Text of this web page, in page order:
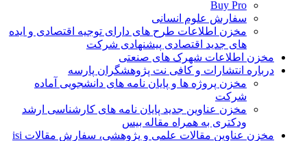
Buy Pro
سفارش علوم انسانی
مخزن اطلاعات طرح های دارای توجیه اقتصادی و ایده
های جدید اقتصادی پیشنهادی شرکت
مخزن اطلاعات شهرک های صنعتی
درباره انتشارات و کافی نت پژوهشگران پارسه
مخزن پروژه ها و پایان نامه های دانشجویی آماده
شرکت
مخزن عناوین جدید پایان نامه های کارشناسی ارشد
ودکتری به همراه مقاله بیس
مخزن عناوین مقالات علمی و پژوهشی، سفارش مقالات isi